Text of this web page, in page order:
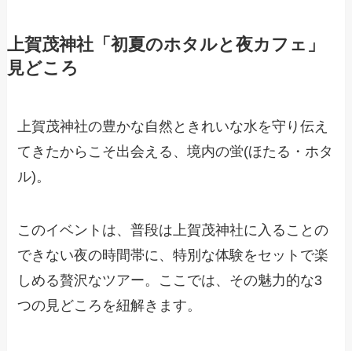
上賀茂神社「初夏のホタルと夜カフェ」
見どころ
上賀茂神社の豊かな自然ときれいな水を守り伝え
てきたからこそ出会える、境内の蛍(ほたる・ホタ
ル)。
このイベントは、普段は上賀茂神社に入ることの
できない夜の時間帯に、特別な体験をセットで楽
しめる贅沢なツアー。ここでは、その魅力的な3
つの見どころを紐解きます。